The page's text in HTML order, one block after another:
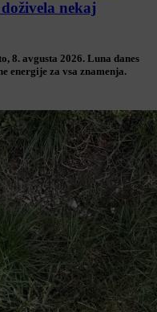
nekaj
8. avgusta 2026. Luna danes
energije za vsa znamenja.